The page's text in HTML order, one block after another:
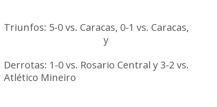
Triunfos: 5-0 vs. Caracas, 0-1 vs. Caracas,
y
Derrotas: 1-0 vs. Rosario Central y 3-2 vs.
Atlético Mineiro